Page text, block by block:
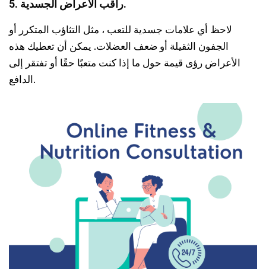
5. راقب الأعراض الجسدية.
لاحظ أي علامات جسدية للتعب ، مثل التثاؤب المتكرر أو
الجفون الثقيلة أو ضعف العضلات. يمكن أن تعطيك هذه
الأعراض رؤى قيمة حول ما إذا كنت متعبًا حقًا أو تفتقر إلى
الدافع.